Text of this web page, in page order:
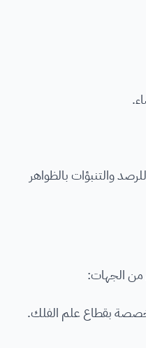
والتنبؤات بالظواهر
من الجهات:
بقطاع علم الفلك.